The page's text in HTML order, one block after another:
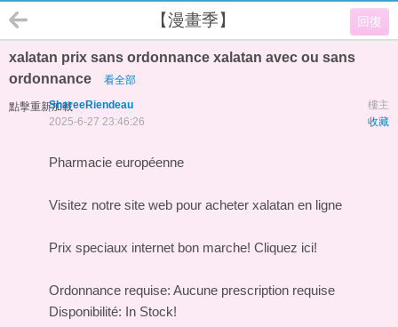
回復
【漫畫季】
xalatan prix sans ordonnance xalatan avec ou sans
ordonnance
看全部
點擊重新加載 樓主
ShareeRiendeau
收藏
2025-6-27 23:46:26
Pharmacie européenne
Visitez notre site web pour acheter xalatan en ligne
Prix speciaux internet bon marche! Cliquez ici!
Ordonnance requise: Aucune prescription requise
Disponibilité: In Stock!